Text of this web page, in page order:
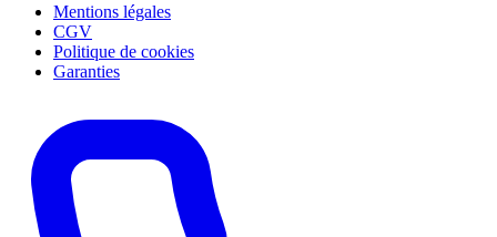
Mentions légales
CGV
Politique de cookies
Garanties